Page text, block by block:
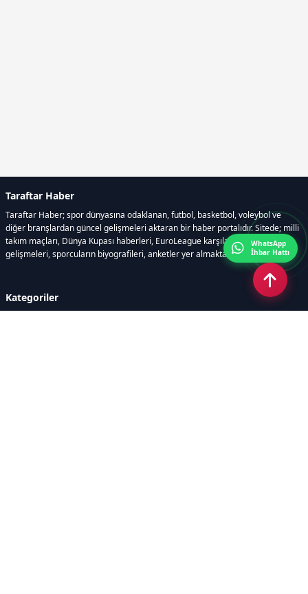
Taraftar Haber
Taraftar Haber; spor dünyasına odaklanan, futbol, basketbol, voleybol ve
diğer branşlardan güncel gelişmeleri aktaran bir haber portalıdır. Sitede; milli
takım maçları, Dünya Kupası haberleri, EuroLeague karşılaşmaları, transfer
gelişmeleri, sporcuların biyografileri, anketler yer almaktadır.
Kategoriler
WhatsApp
İhbar Hattı